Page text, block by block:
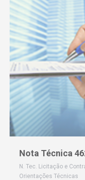
Nota Técnica
N. Tec. Licitação e
Orientações Técnicas